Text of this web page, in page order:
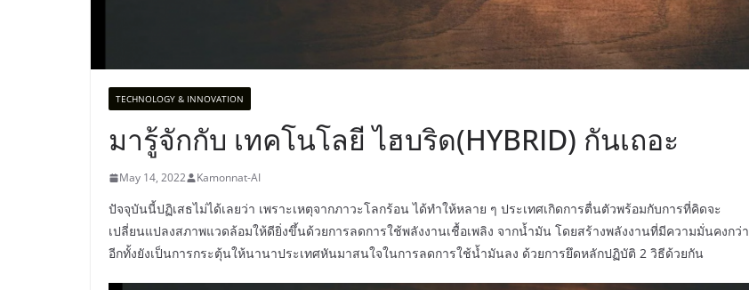
TECHNOLOGY & INNOVATION
มารู้จักกับ เทคโนโลยี ไฮบริด(HYBRID) กันเถอะ
May 14, 2022 Kamonnat-AI
ปัจจุบันนี้ปฏิเสธไม่ได้เลยว่า เพราะเหตุจากภาวะโลกร้อน ได้ทำให้หลาย ๆ ประเทศเกิดการตื่นตัวพร้อมกับการที่คิดจะ
เปลี่ยนแปลงสภาพแวดล้อมให้ดียิ่งขึ้นด้วยการลดการใช้พลังงานเชื้อเพลิง จากน้ำมัน โดยสร้างพลังงานที่มีความมั่นคงกว่า
อีกทั้งยังเป็นการกระตุ้นให้นานาประเทศหันมาสนใจในการลดการใช้น้ำมันลง ด้วยการยึดหลักปฏิบัติ 2 วิธีด้วยกัน